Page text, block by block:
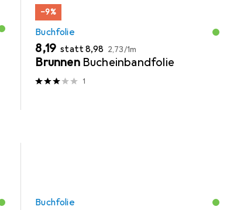
−9%
Buchfolie
EUR
8,19 stattEUR
8,98 EUR
2,73/1m
Brunnen Bucheinbandfolie
1
Buchfolie